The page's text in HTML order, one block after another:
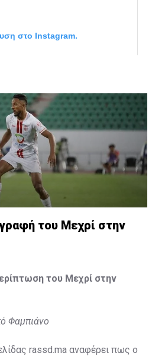
στο Instagram.
του Μεχρί στην
του Μεχρί στην
Φαμπιάνο
rassd.ma αναφέρει πως ο